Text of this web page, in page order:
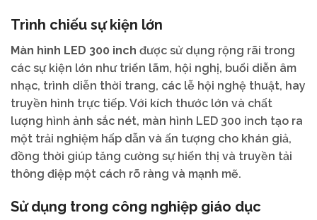
Trình chiếu sự kiện lớn
Màn hình LED 300 inch được sử dụng rộng rãi trong
các sự kiện lớn như triển lãm, hội nghị, buổi diễn âm
nhạc, trình diễn thời trang, các lễ hội nghệ thuật, hay
truyền hình trực tiếp. Với kích thước lớn và chất
lượng hình ảnh sắc nét, màn hình LED 300 inch tạo ra
một trải nghiệm hấp dẫn và ấn tượng cho khán giả,
đồng thời giúp tăng cường sự hiển thị và truyền tải
thông điệp một cách rõ ràng và mạnh mẽ.
Sử dụng trong công nghiệp giáo dục